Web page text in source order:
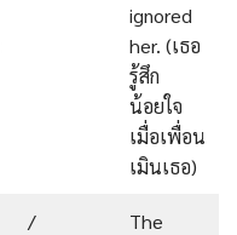
ignored
her. (เธอ
รู้สึก
น้อยใจ
เมื่อเพื่อน
เมินเธอ)
/
The